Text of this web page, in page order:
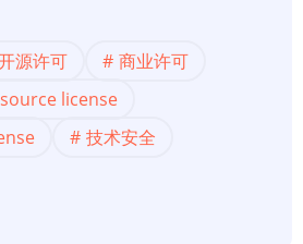
源许可
商业许可
source license
技术安全